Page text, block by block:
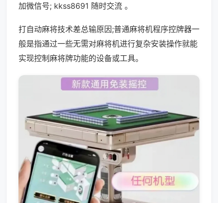
加微信号; kkss8691 随时交流 。
打自动麻将技术差总输原因;普通麻将机程序控牌器一
般是指通过一些无需对麻将机进行复杂安装操作就能
实现控制麻将牌功能的设备或工具。